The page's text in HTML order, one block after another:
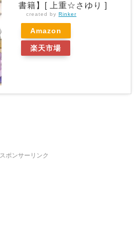
書籍】[ 上重☆さゆり ]
created by Rinker
Amazon
楽天市場
スポンサーリンク